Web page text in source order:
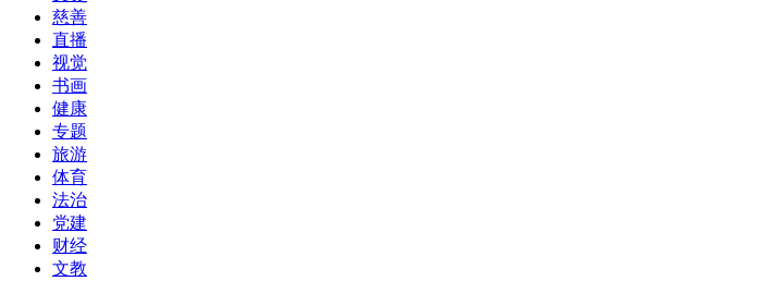
慈善
直播
视觉
书画
健康
专题
旅游
体育
法治
党建
财经
文教